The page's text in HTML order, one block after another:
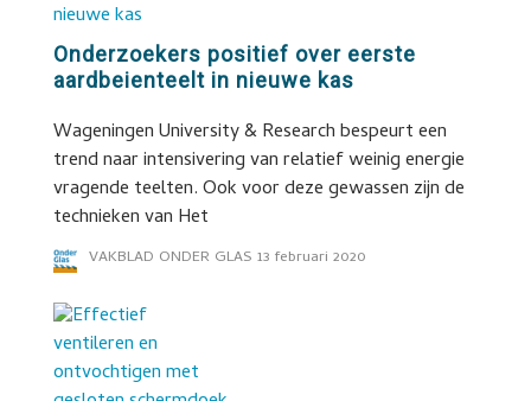
Onderzoekers positief over eerste
aardbeienteelt in nieuwe kas
Wageningen University & Research bespeurt een
trend naar intensivering van relatief weinig energie
vragende teelten. Ook voor deze gewassen zijn de
technieken van Het
VAKBLAD ONDER GLAS 13 februari 2020